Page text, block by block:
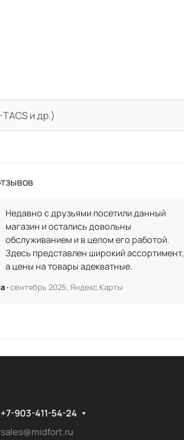
и др.)
Недавно с друзьями посетили данный
магазин и остались довольны
обслуживанием и в целом его работой.
Здесь представлен широкий ассортимент,
а цены на товары адекватные.
·сентябрь 2025, Яндекс.Карты
+7-903-411-54-24
sales@midfort.ru